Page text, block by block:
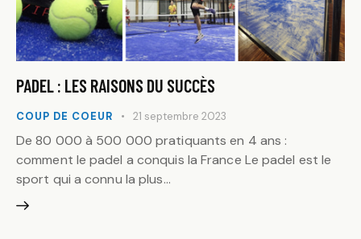
PADEL : LES RAISONS DU SUCCÈS
COUP DE COEUR 21 septembre 2023
De 80 000 à 500 000 pratiquants en 4 ans :
comment le padel a conquis la France Le padel est le
sport qui a connu la plus…